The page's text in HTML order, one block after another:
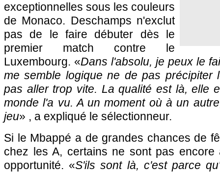
exceptionnelles sous les couleurs
de Monaco. Deschamps n'exclut
pas de le faire débuter dès le
premier match contre le
Luxembourg. «Dans l'absolu, je peux le
me semble logique ne de pas précipiter
pas aller trop vite. La qualité est là, elle
monde l'a vu. A un moment où à un
jeu» , a expliqué le sélectionneur.
Si le Mbappé a de grandes chances de
chez les A, certains ne sont pas encore
opportunité. «S'ils sont là, c'est parce